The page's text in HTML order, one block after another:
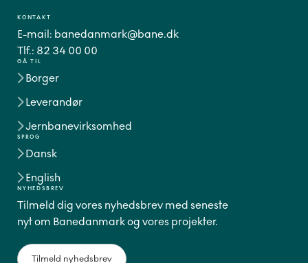
GÅ TIL
Borger
Leverandør
Jernbanevirksomhed
SPROG
Dansk
English
KONTAKT
E-mail: banedanmark@bane.dk
Tlf.: 82 34 00 00
NYHEDSBREV
Tilmeld dig vores nyhedsbrev med seneste
nyt om Banedanmark og vores projekter.
Tilmeld nyhedsbrev